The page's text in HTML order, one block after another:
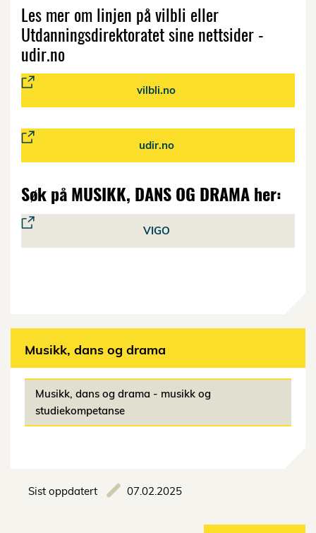
Les mer om linjen på vilbli eller
Utdanningsdirektoratet sine nettsider -
udir.no
vilbli.no
udir.no
Søk på MUSIKK, DANS OG DRAMA her:
VIGO
Musikk, dans og drama
Musikk, dans og drama - musikk og
studiekompetanse
Sist oppdatert 07.02.2025